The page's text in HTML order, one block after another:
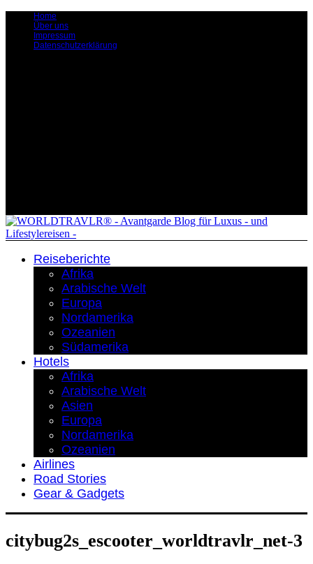
Home
Über uns
Impressum
Datenschutzerklärung
Reiseberichte
Afrika
Arabische Welt
Europa
Nordamerika
Ozeanien
Südamerika
Hotels
Afrika
Arabische Welt
Asien
Europa
Nordamerika
Ozeanien
Airlines
Road Stories
Gear & Gadgets
citybug2s_escooter_worldtravlr_net-3